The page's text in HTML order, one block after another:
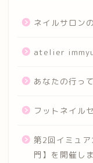
ネイルサロン
atelier
あなたの行っ
フットネイル
第2回イミュ
門】を開催し